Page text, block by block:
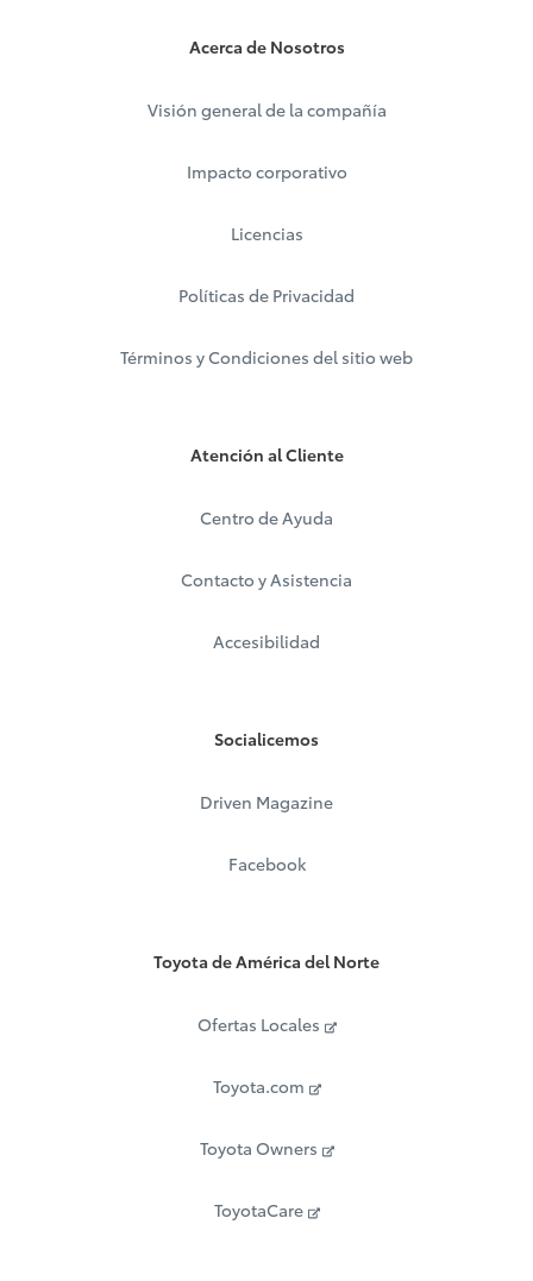
Acerca de Nosotros
Visión general de la compañía
Impacto corporativo
Licencias
Políticas de Privacidad
Términos y Condiciones del sitio web
Atención al Cliente
Centro de Ayuda
Contacto y Asistencia
Accesibilidad
Socialicemos
Driven Magazine
Facebook
Toyota de América del Norte
Ofertas Locales
Toyota.com
Toyota Owners
ToyotaCare